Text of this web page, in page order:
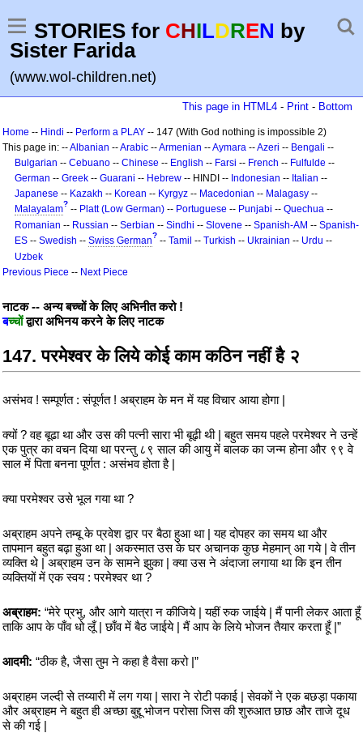
STORIES for CHILDREN by
Sister Farida
(www.wol-children.net)
This page in HTML4 - Print - Bottom
Home -- Hindi -- Perform a PLAY -- 147 (With God nothing is impossible 2)
This page in: --Albanian --Arabic --Armenian --Aymara --Azeri -- Bengali --
Bulgarian -- Cebuano -- Chinese -- English -- Farsi -- French -- Fulfulde --
German -- Greek -- Guarani -- Hebrew -- HINDI -- Indonesian -- Italian --
Japanese -- Kazakh -- Korean -- Kyrgyz -- Macedonian -- Malagasy --
Malayalam? -- Platt (Low German) -- Portuguese -- Punjabi -- Quechua --
Romanian -- Russian -- Serbian -- Sindhi -- Slovene -- Spanish-AM -- Spanish-
ES -- Swedish -- Swiss German? -- Tamil -- Turkish -- Ukrainian -- Urdu --
Uzbek
Previous Piece -- Next Piece
नाटक -- अन्य बच्चों के लिए अभिनीत करो !
बच्चोंद्वारा अभिनय करने के लिए नाटक
147. परमेश्वर के लिये कोई काम कठिन नहीं है २
असंभव ! सम्पूर्णत : संपूर्णत ! अब्राहम के मन में यह विचार आया होगा |
क्यों ? वह बूढा था और उस की पत्नी सारा भी बूढ़ी थी | बहुत समय पहले परमेश्वर ने उन्हें
एक पुत्र का वचन दिया था परन्तु ८९ साल की आयु में बालक का जन्म होना और ९९ वे
साल में पिता बनना पूर्णत : असंभव होता है |
क्या परमेश्वर उसे भूल गया था ?
अब्राहम अपने तम्बू के प्रवेश द्वार पर बैठा हुआ था | यह दोपहर का समय था और
तापमान बहुत बढ़ा हुआ था | अकस्मात उस के घर अचानक कुछ मेहमान् आ गये | वे तीन
व्यक्ति थे | अब्राहम उन के सामने झुका | क्या उस ने अंदाजा लगाया था कि इन तीन
व्यक्तियों में एक स्वय : परमेश्वर था ?
अब्राहम: “मेरे प्रभु, और आगे यात्रा न कीजिये | यहीं रुक जाईये | मैं पानी लेकर आता हूँ
ताकि आप के पाँव धो लूँ | छाँव में बैठ जाईये | मैं आप के लिये भोजन तैयार करता हूँ |”
आदमी: “ठीक है, जैसा तुम ने कहा है वैसा करो |”
अब्राहम जल्दी से तय्यारी में लग गया | सारा ने रोटी पकाई | सेवकों ने एक बछड़ा पकाया
और अब्राहम ने बहुत ही अच्छा बुद्दू भोजन परोसा जिस की शुरुआत छाछ और ताजे दूध
से की गई |